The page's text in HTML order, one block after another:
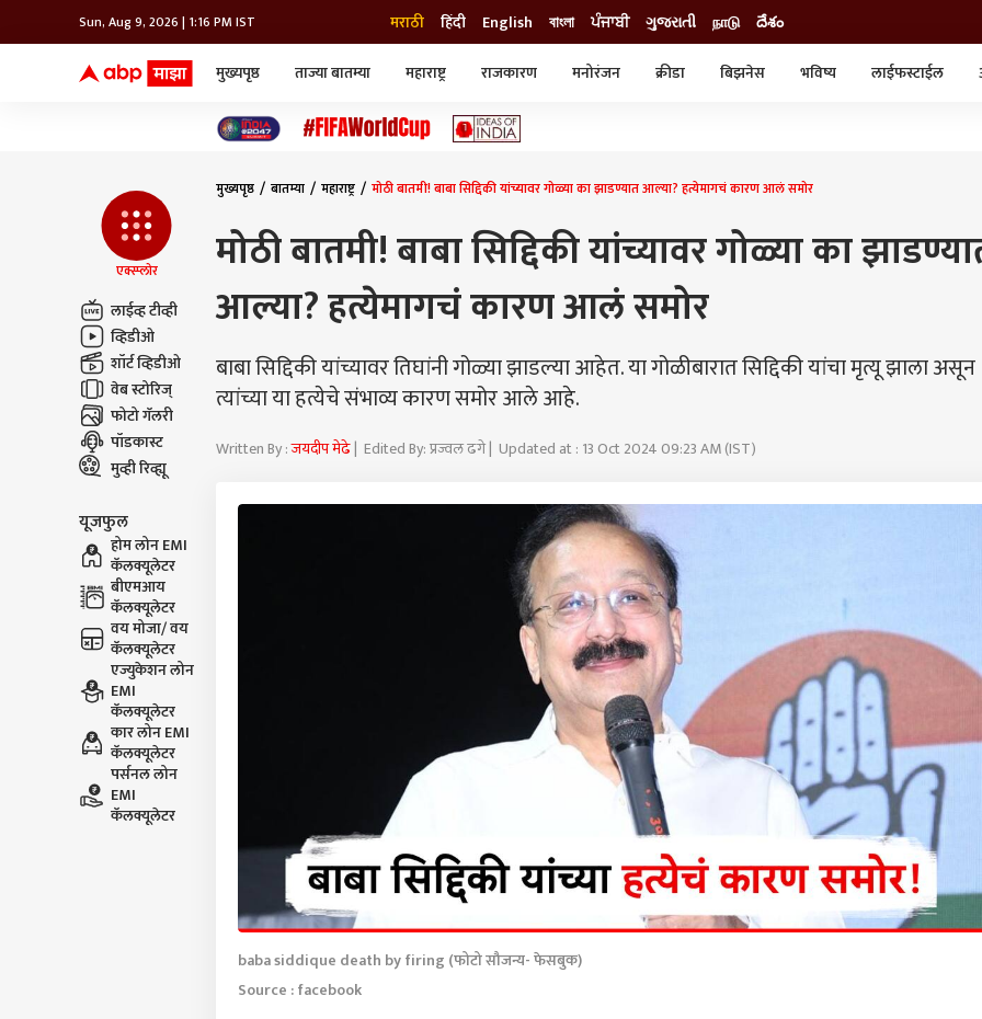
Sun, Aug 9, 2026 | 1:16 PM IST मराठी हिंदी English বাংলা ਪੰਜਾਬੀ ગુજરાતી நாடு దేశం
मुख्यपृष्ठ ताज्या बातम्या महाराष्ट्र राजकारण मनोरंजन क्रीडा बिझनेस भविष्य लाईफस्टाईल
कोल्हापूर
नवी मुंबई
अमरावती
अकोला
एक्स्प्लोर
लाईव्ह टीव्ही
व्हिडीओ
शॉर्ट व्हिडीओ
वेब स्टोरिज्
फोटो गॅलरी
पॉडकास्ट
मुव्ही रिव्ह्यू
यूजफुल
होम लोन EMI
कॅलक्यूलेटर
बीएमआय
कॅलक्यूलेटर
वय मोजा/ वय
कॅलक्यूलेटर
एज्युकेशन लोन
EMI
कॅलक्यूलेटर
कार लोन EMI
कॅलक्यूलेटर
पर्सनल लोन
EMI
कॅलक्यूलेटर
मुख्यपृष्ठ बातम्या महाराष्ट्र मोठी बातमी! बाबा सिद्दिकी यांच्यावर गोळ्या का झाडण्यात आल्या? हत्येमागचं कारण आलं समोर
मोठी बातमी! बाबा सिद्दिकी यांच्यावर गोळ्या का
आल्या? हत्येमागचं कारण आलं समोर
बाबा सिद्दिकी यांच्यावर तिघांनी गोळ्या झाडल्या आहेत. या गोळीबारात सिद्दिकी यांचा मृत्यू झाला असून
त्यांच्या या हत्येचे संभाव्य कारण समोर आले आहे.
Written By :जयदीप मेढे| Edited By: प्रज्वल ढगे | Updated at : 13 Oct 2024 09:23 AM (IST)
baba siddique death by firing (फोटो सौजन्य- फेसबुक)
Source : facebook